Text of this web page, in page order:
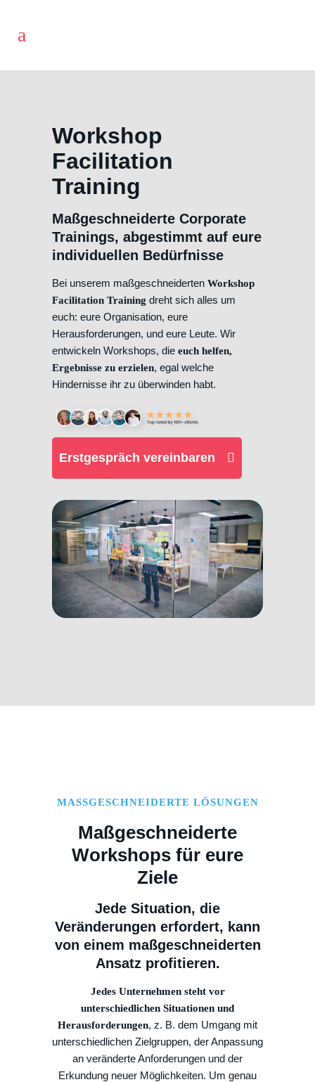
Workshop
Facilitation
Training
Maßgeschneiderte Corporate
Trainings, abgestimmt auf eure
individuellen Bedürfnisse
Bei unserem maßgeschneiderten Workshop
Facilitation Training dreht sich alles um
euch: eure Organisation, eure
Herausforderungen, und eure Leute. Wir
entwickeln Workshops, die euch helfen,
Ergebnisse zu erzielen, egal welche
Hindernisse ihr zu überwinden habt.
Erstgespräch vereinbaren
MASSGESCHNEIDERTE LÖSUNGEN
Maßgeschneiderte
Workshops für eure
Ziele
Jede Situation, die
Veränderungen erfordert, kann
von einem maßgeschneiderten
Ansatz profitieren.
Jedes Unternehmen steht vor
unterschiedlichen Situationen und
Herausforderungen, z. B. dem Umgang mit
unterschiedlichen Zielgruppen, der Anpassung
an veränderte Anforderungen und der
Erkundung neuer Möglichkeiten. Um genau